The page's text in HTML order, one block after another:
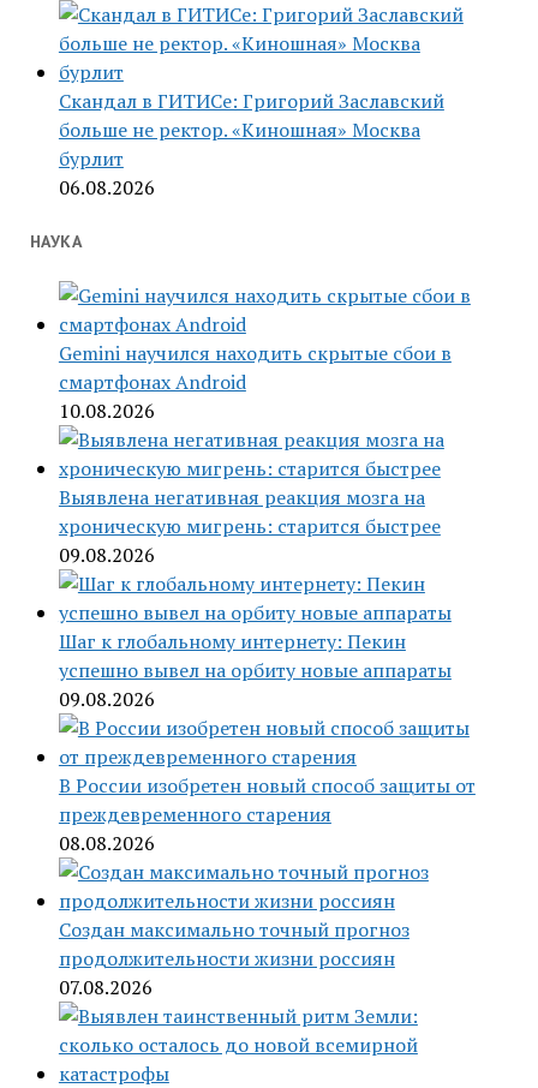
Скандал в ГИТИСе: Григорий Заславский
больше не ректор. «Киношная» Москва
бурлит
06.08.2026
НАУКА
Gemini научился находить скрытые сбои в
смартфонах Android
10.08.2026
Выявлена негативная реакция мозга на
хроническую мигрень: старится быстрее
09.08.2026
Шаг к глобальному интернету: Пекин
успешно вывел на орбиту новые аппараты
09.08.2026
В России изобретен новый способ защиты от
преждевременного старения
08.08.2026
Создан максимально точный прогноз
продолжительности жизни россиян
07.08.2026